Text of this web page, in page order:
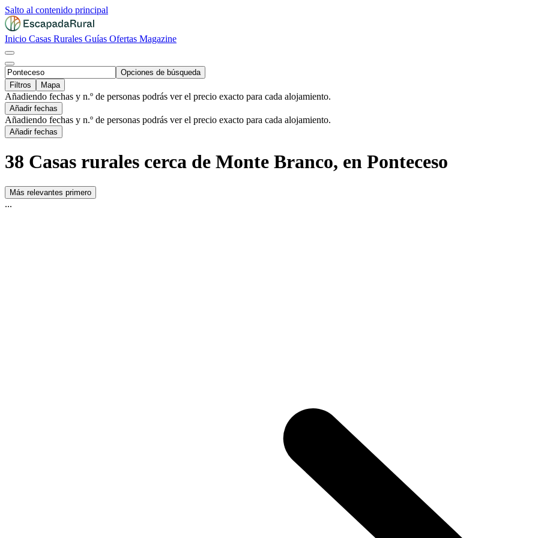
Salto al contenido principal
Inicio Casas Rurales Guías Ofertas Magazine
Opciones de búsqueda
Filtros
Mapa
Añadiendo fechas y n.º de personas podrás ver el precio exacto para cada alojamiento.
Añadir fechas
Añadiendo fechas y n.º de personas podrás ver el precio exacto para cada alojamiento.
Añadir fechas
38 Casas rurales cerca de Monte Branco, en Ponteceso
Más relevantes primero
...